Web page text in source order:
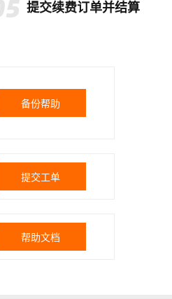
提交续费订单并结算
备份帮助
提交工单
帮助文档